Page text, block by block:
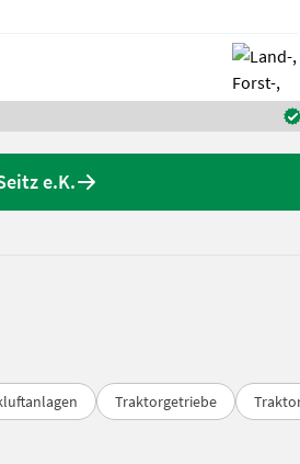
e.K.
Traktorgetriebe